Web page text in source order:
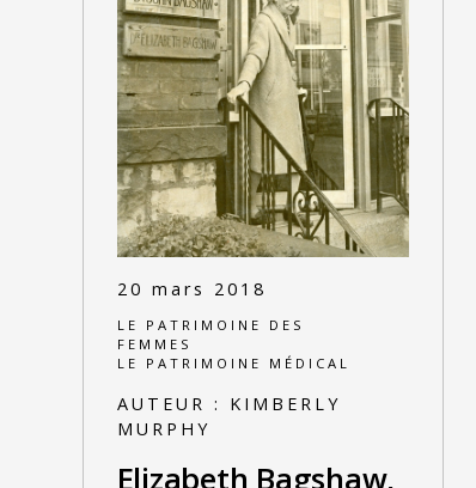
20 mars 2018
LE PATRIMOINE DES
FEMMES
LE PATRIMOINE MÉDICAL
AUTEUR : KIMBERLY
MURPHY
Elizabeth Bagshaw,